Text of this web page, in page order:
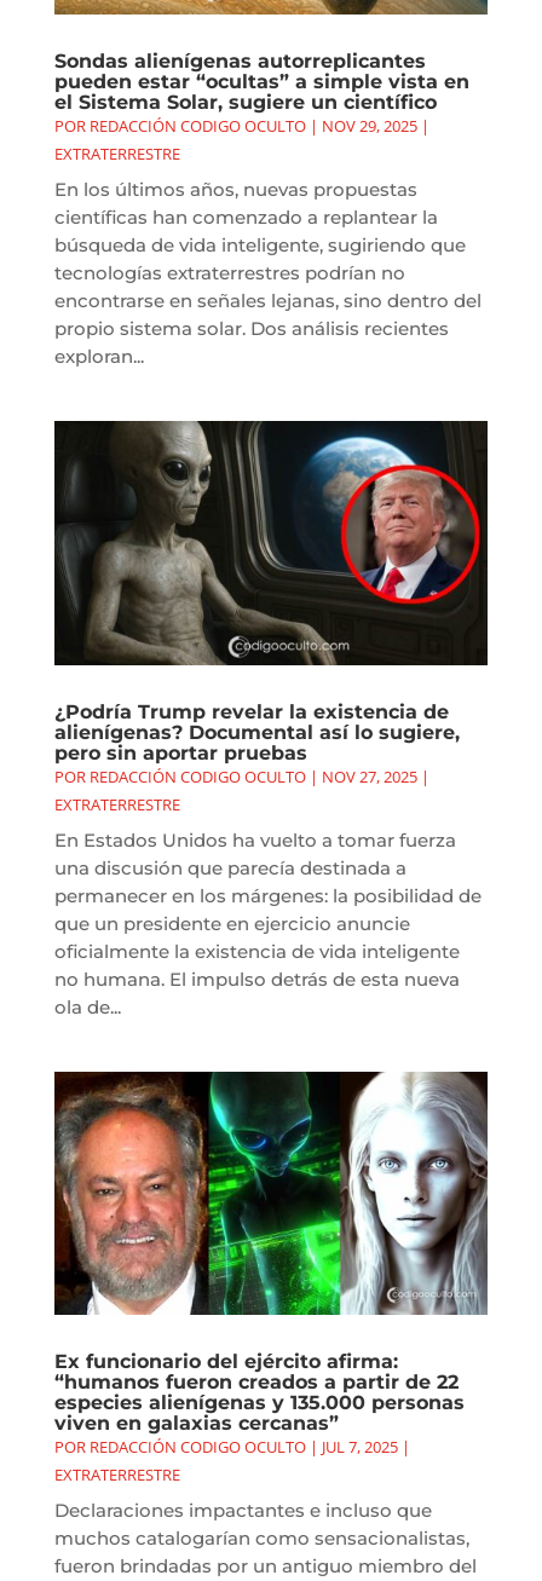
Sondas alienígenas autorreplicantes
pueden estar “ocultas” a simple vista en
el Sistema Solar, sugiere un científico
POR REDACCIÓN CODIGO OCULTO| NOV 29, 2025|
EXTRATERRESTRE
En los últimos años, nuevas propuestas
científicas han comenzado a replantear la
búsqueda de vida inteligente, sugiriendo que
tecnologías extraterrestres podrían no
encontrarse en señales lejanas, sino dentro del
propio sistema solar. Dos análisis recientes
exploran...
¿Podría Trump revelar la existencia de
alienígenas? Documental así lo sugiere,
pero sin aportar pruebas
POR REDACCIÓN CODIGO OCULTO| NOV 27, 2025|
EXTRATERRESTRE
En Estados Unidos ha vuelto a tomar fuerza
una discusión que parecía destinada a
permanecer en los márgenes: la posibilidad de
que un presidente en ejercicio anuncie
oficialmente la existencia de vida inteligente
no humana. El impulso detrás de esta nueva
ola de...
Ex funcionario del ejército afirma:
“humanos fueron creados a partir de 22
especies alienígenas y 135.000 personas
viven en galaxias cercanas”
POR REDACCIÓN CODIGO OCULTO| JUL 7, 2025|
EXTRATERRESTRE
Declaraciones impactantes e incluso que
muchos catalogarían como sensacionalistas,
fueron brindadas por un antiguo miembro del